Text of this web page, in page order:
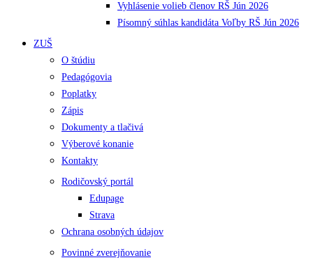
Vyhlásenie volieb členov RŠ Jún 2026
Písomný súhlas kandidáta Voľby RŠ Jún 2026
ZUŠ
O štúdiu
Pedagógovia
Poplatky
Zápis
Dokumenty a tlačivá
Výberové konanie
Kontakty
Rodičovský portál
Edupage
Strava
Ochrana osobných údajov
Povinné zverejňovanie